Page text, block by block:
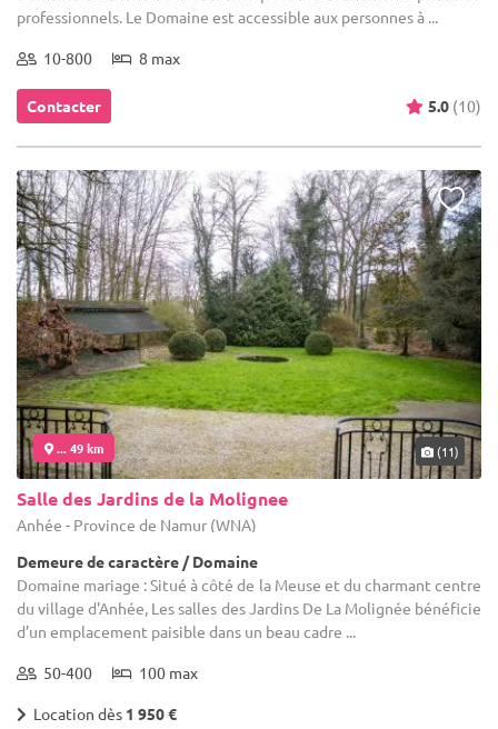
professionnels. Le Domaine est accessible aux personnes à ...
10-800 8 max
Contacter 5.0 (10)
... 49 km (11)
Salle des Jardins de la Molignee
Anhée - Province de Namur (WNA)
Demeure de caractère / Domaine
Domaine mariage : Situé à côté de la Meuse et du charmant centre
du village d'Anhée, Les salles des Jardins De La Molignée bénéficie
d’un emplacement paisible dans un beau cadre ...
50-400 100 max
Location dès 1 950 €